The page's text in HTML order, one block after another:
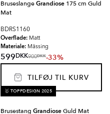
BruseslangeGrandiose 175 cm Guld
Mat
BDRS1160
Overflade: Matt
Materiale: Mässing
599DKK900DKK-33%
TILFØJ TIL KURV
🥇 TOPPDESIGN 2025
Brusestang GrandioseGuld Mat